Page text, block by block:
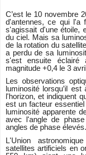
C’est le 10 novembre
d'antennes, ce qui l'a
s'agissait d'une étoile,
du ciel. Mais sa
de la rotation du
a perdu de sa
s'est ensuite éclairé
magnitude +0,4 le 3
Les observations
luminosité lorsqu’il
l'horizon, et indiquent
est un facteur
luminosité apparente
avec l'angle de
angles de phase élevés.
L'Union
satellites artificiels en